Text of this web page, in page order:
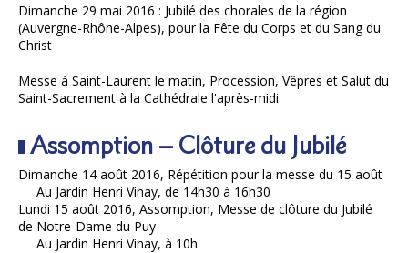
Dimanche 29 mai 2016 : Jubilé des chorales de la région
(Auvergne-Rhône-Alpes), pour la Fête du Corps et du Sang du
Christ
Messe à Saint-Laurent le matin, Procession, Vêpres et Salut du
Saint-Sacrement à la Cathédrale l'après-midi
Assomption – Clôture du Jubilé
Dimanche 14 août 2016, Répétition pour la messe du 15 août
Au Jardin Henri Vinay, de 14h30 à 16h30
Lundi 15 août 2016, Assomption, Messe de clôture du Jubilé
de Notre-Dame du Puy
Au Jardin Henri Vinay, à 10h